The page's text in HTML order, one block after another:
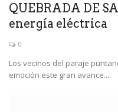
QUEBRADA DE
energía eléctrica
0
Los vecinos del paraje
emoción este gran avance....